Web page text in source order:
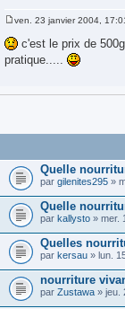
e
s
s
e
ven. 23 janvier 2004,
c'est le prix de
pratique.....
Quelle
par gilenites295 »
Quelle
par kallysto » mer.
Quelles
par kersau » lun.
nourriture
par Zustawa » jeu.